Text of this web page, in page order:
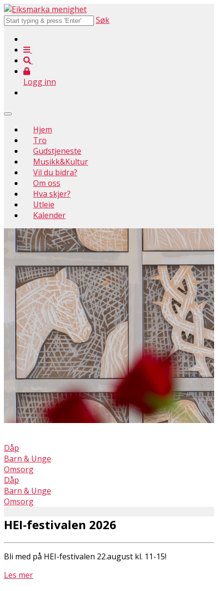
Søk
Logg inn
Hjem
Tro
Gudstjeneste
Musikk&Kultur
Vil du bidra?
Om oss
Hva skjer?
Utleie
Kalender
Dåp
Barn & Unge
Omsorg
Dåp
Barn & Unge
Omsorg
HEI-festivalen 2026
Bli med på HEI-festivalen 22.august kl. 11-15!
Les mer